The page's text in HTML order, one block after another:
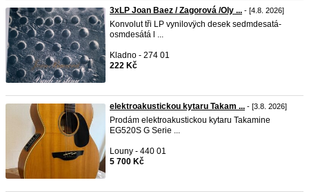
3xLP Joan Baez / Zagorová /Oly ... - [4.8. 2026]
Konvolut tři LP vynilovÿch desek sedmdesatá-
osmdesátá l ...
Kladno - 274 01
222 Kč
elektroakustickou kytaru Takam ... - [3.8. 2026]
Prodám elektroakustickou kytaru Takamine
EG520S G Serie ...
Louny - 440 01
5 700 Kč